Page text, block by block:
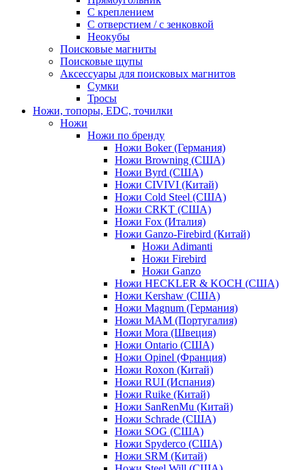
С креплением
С отверстием / с зенковкой
Неокубы
Поисковые магниты
Поисковые щупы
Аксессуары для поисковых магнитов
Сумки
Тросы
Ножи, топоры, EDC, точилки
Ножи
Ножи по бренду
Ножи Boker (Германия)
Ножи Browning (США)
Ножи Byrd (США)
Ножи CIVIVI (Китай)
Ножи Cold Steel (США)
Ножи CRKT (США)
Ножи Fox (Италия)
Ножи Ganzo-Firebird (Китай)
Ножи Adimanti
Ножи Firebird
Ножи Ganzo
Ножи HECKLER & KOCH (США)
Ножи Kershaw (США)
Ножи Magnum (Германия)
Ножи MAM (Португалия)
Ножи Mora (Швеция)
Ножи Ontario (США)
Ножи Opinel (Франция)
Ножи Roxon (Китай)
Ножи RUI (Испания)
Ножи Ruike (Китай)
Ножи SanRenMu (Китай)
Ножи Schrade (США)
Ножи SOG (США)
Ножи Spyderco (США)
Ножи SRM (Китай)